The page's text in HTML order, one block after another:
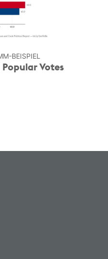
BEISPIEL
Votes